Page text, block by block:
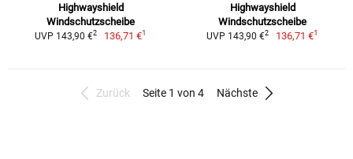
Highwayshield
Windschutzscheibe
UVP 143,90 €2 136,71 €1
Highwayshield
Windschutzscheibe
UVP 143,90 €2 136,71 €1
Zurück Seite 1 von 4 Nächste